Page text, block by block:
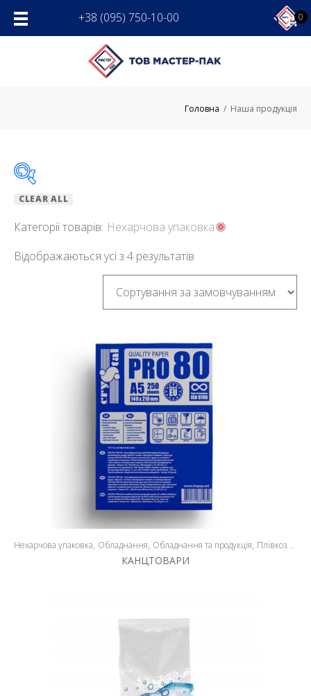
content
+38 (095) 750-10-00 0
Головна / Наша продукція
Нехарчова упаковка
CLEAR ALL
Категорії товарів: Нехарчова упаковка
Відображаються усі з 4 результатів
Нехарчова упаковка Обладнання Обладнання та продукція Плівкозварювальне обладнання
КАНЦТОВАРИ